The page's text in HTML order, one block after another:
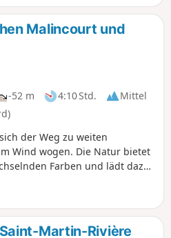
kleinen Plätze wacht.
sich die Landschaft zu
von Hecken und
Dann kommt Élincourt,
daliegt, wo die sanfte
Eine Route, die ländliche
und ideal ist, um den
des Cambrésis zu genießen.
Malincourt und
-52 m 4:10 Std.
Mittel
der Weg zu weiten
Wind wogen. Die Natur bietet
Farben und lädt dazu
Villers-Outréaux wird die
kleinen Landstraßen
von alten Bäumen gesäumt
Martin-Rivière